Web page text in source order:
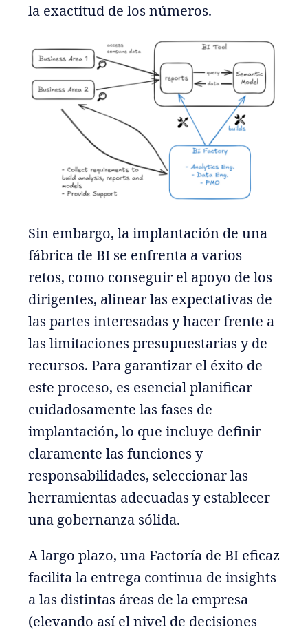
la exactitud de los números.
Sin embargo, la implantación de una
fábrica de BI se enfrenta a varios
retos, como conseguir el apoyo de los
dirigentes, alinear las expectativas de
las partes interesadas y hacer frente a
las limitaciones presupuestarias y de
recursos. Para garantizar el éxito de
este proceso, es esencial planificar
cuidadosamente las fases de
implantación, lo que incluye definir
claramente las funciones y
responsabilidades, seleccionar las
herramientas adecuadas y establecer
una gobernanza sólida.
A largo plazo, una Factoría de BI eficaz
facilita la entrega continua de insights
a las distintas áreas de la empresa
(elevando así el nivel de decisiones